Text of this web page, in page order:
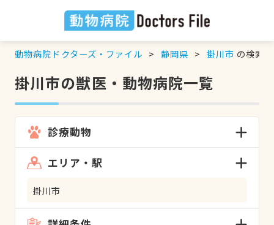
動物病院ドクターズ・ファイル 静岡県 掛川市 の検索
掛川市の獣医・動物病院一覧
診療動物
エリア・駅
掛川市